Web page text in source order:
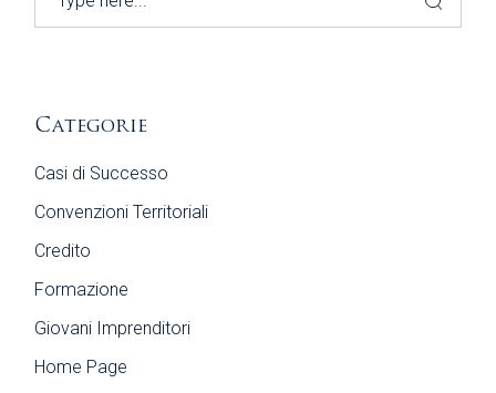
Categorie
Casi di Successo
Convenzioni Territoriali
Credito
Formazione
Giovani Imprenditori
Home Page